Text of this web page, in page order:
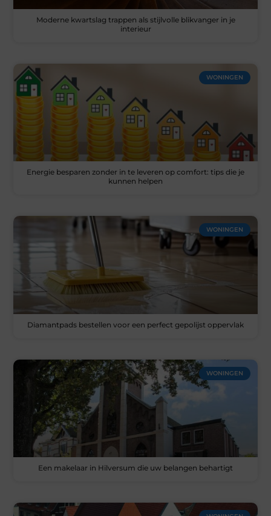
Moderne kwartslag trappen als stijlvolle blikvanger in je
interieur
WONINGEN
Energie besparen zonder in te leveren op comfort: tips die je
kunnen helpen
WONINGEN
Diamantpads bestellen voor een perfect gepolijst oppervlak
WONINGEN
Een makelaar in Hilversum die uw belangen behartigt